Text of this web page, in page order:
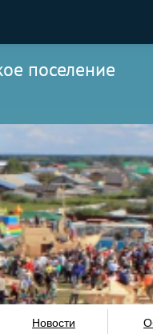
поселение
Новости